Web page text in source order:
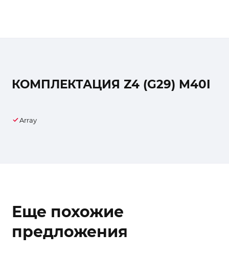
КОМПЛЕКТАЦИЯ Z4 (G29) M40I
Array
Еще похожие
предложения